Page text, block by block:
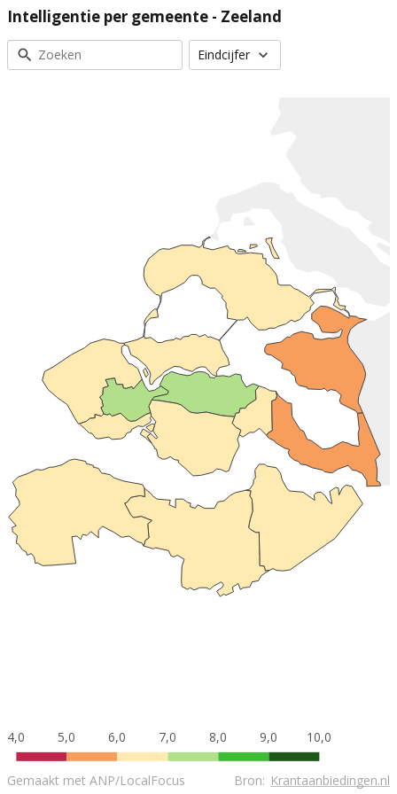
Eindcijfer
Intelligentie per gemeente - Zeeland
4,0 5,0 6,0 7,0 8,0 9,0 10,0
Bron: Krantaanbiedingen.nl
Gemaakt met ANP/LocalFocus